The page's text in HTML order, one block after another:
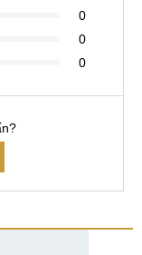
0
0
0